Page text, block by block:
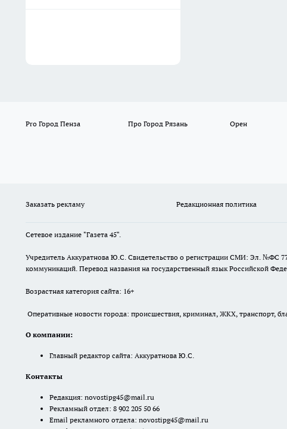
Pro Город Пенза Про Город Рязань Орен
Заказать рекламу Редакционная политика
Сетевое издание "Газета 45".
Учредитель Аккуратнова Ю.С. Свидетельство о регистрации СМИ: Эл. №ФС
коммуникаций. Перевод названия на государственный язык Российской
Возрастная категория сайта: 16+
Оперативные новости города: происшествия, криминал, ЖКХ, транспорт,
О компании:
Главный редактор сайта: Аккуратнова Ю.С.
Контакты
Редакция: novostipg45@mail.ru
Рекламный отдел: 8 902 205 50 66
Email рекламного отдела: novostipg45@mail.ru